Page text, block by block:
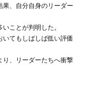
、自分自身のリーダー
ことが判明した。
てもしばしば低い評価
り、リーダーたちへ衝撃